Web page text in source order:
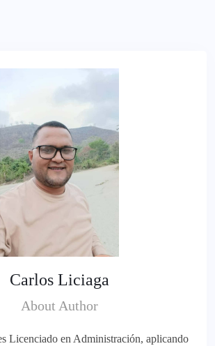
Carlos Liciaga
About Author
Licenciado en Administración, aplicando